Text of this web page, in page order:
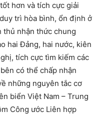
hơn và tích cực giải
trì hòa bình, ổn định ở
thủ nhận thức chung
hai Đảng, hai nước, kiên
tích cực tìm kiếm các
có thể chấp nhận
những nguyên tắc cơ
biển Việt Nam – Trung
Công ước Liên hợp